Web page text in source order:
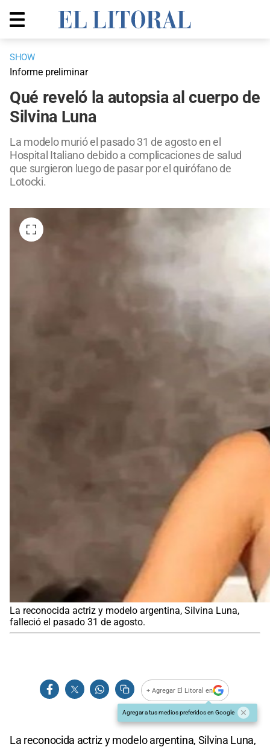
SHOW
Informe preliminar
Qué reveló la autopsia al cuerpo de
Silvina Luna
La modelo murió el pasado 31 de agosto en el
Hospital Italiano debido a complicaciones de salud
que surgieron luego de pasar por el quirófano de
Lotocki.
La reconocida actriz y modelo argentina, Silvina Luna,
falleció el pasado 31 de agosto.
+ Agregar El Litoral en
Agregar a tus medios preferidos en Google
La reconocida actriz y modelo argentina, Silvina Luna,